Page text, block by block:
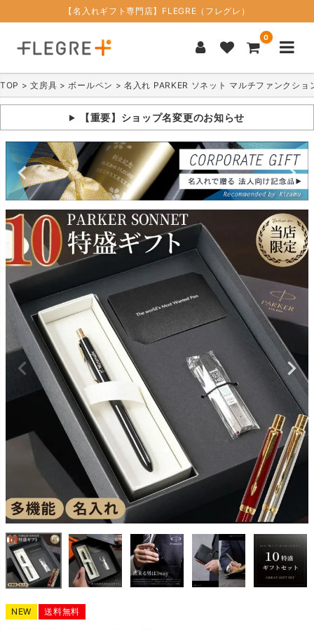
【名入れギフト専門店】FLEGRE（フレグレ）
0
TOP 文房具 ボールペン 名入れ PARKER ソネット マルチファンクシ
【重要】ショップ名変更のお知らせ
NEW 送料無料